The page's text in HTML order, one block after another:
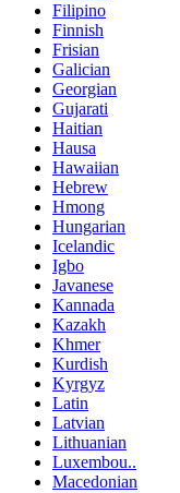
Filipino
Finnish
Frisian
Galician
Georgian
Gujarati
Haitian
Hausa
Hawaiian
Hebrew
Hmong
Hungarian
Icelandic
Igbo
Javanese
Kannada
Kazakh
Khmer
Kurdish
Kyrgyz
Latin
Latvian
Lithuanian
Luxembou..
Macedonian